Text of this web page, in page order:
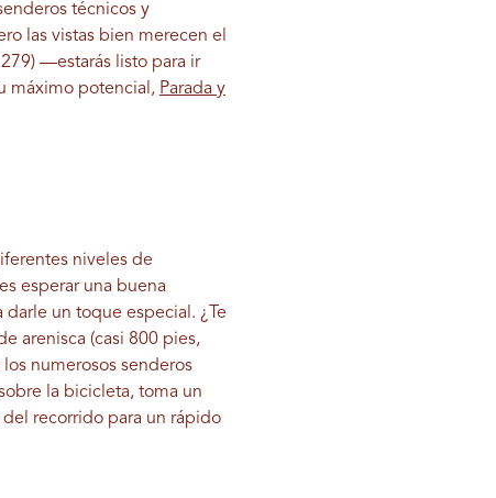
técnicos y
las vistas bien merecen el
—estarás listo para ir
máximo potencial, Parada y
niveles de
esperar una buena
un toque especial. ¿Te
arenisca (casi 800 pies,
numerosos senderos
la bicicleta, toma un
recorrido para un rápido